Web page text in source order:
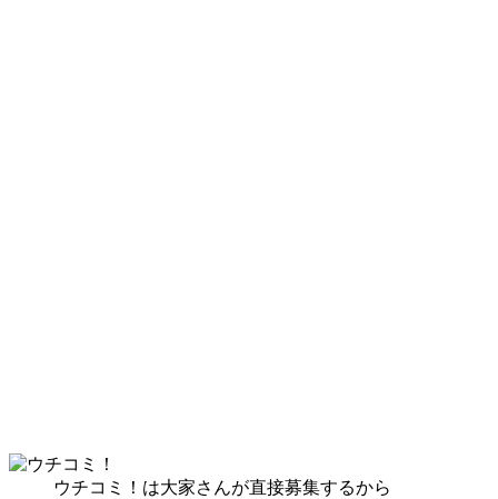
ウチコミ！は大家さんが直接募集するから